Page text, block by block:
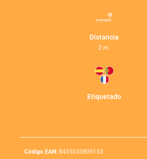
Distancia
2 m.
Etiquetado
Código EAN: 8435033809153